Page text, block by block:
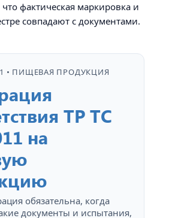
фактическая маркировка и
совпадают с документами.
• ПИЩЕВАЯ ПРОДУКЦИЯ
ТР ТС
на
обязательна, когда
документы и испытания,